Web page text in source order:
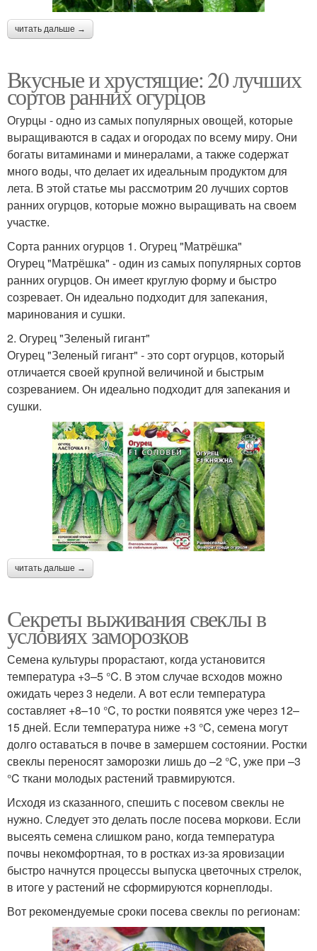
читать дальше →
Вкусные и хрустящие: 20 лучших
сортов ранних огурцов
Огурцы - одно из самых популярных овощей, которые
выращиваются в садах и огородах по всему миру. Они
богаты витаминами и минералами, а также содержат
много воды, что делает их идеальным продуктом для
лета. В этой статье мы рассмотрим 20 лучших сортов
ранних огурцов, которые можно выращивать на своем
участке.
Сорта ранних огурцов 1. Огурец "Матрёшка"
Огурец "Матрёшка" - один из самых популярных сортов
ранних огурцов. Он имеет круглую форму и быстро
созревает. Он идеально подходит для запекания,
маринования и сушки.
2. Огурец "Зеленый гигант"
Огурец "Зеленый гигант" - это сорт огурцов, который
отличается своей крупной величиной и быстрым
созреванием. Он идеально подходит для запекания и
сушки.
читать дальше →
Секреты выживания свеклы в
условиях заморозков
Семена культуры прорастают, когда установится
температура +3–5 °C. В этом случае всходов можно
ожидать через 3 недели. А вот если температура
составляет +8–10 °C, то ростки появятся уже через 12–
15 дней. Если температура ниже +3 °C, семена могут
долго оставаться в почве в замершем состоянии. Ростки
свеклы переносят заморозки лишь до –2 °C, уже при –3
°C ткани молодых растений травмируются.
Исходя из сказанного, спешить с посевом свеклы не
нужно. Следует это делать после посева моркови. Если
высеять семена слишком рано, когда температура
почвы некомфортная, то в ростках из-за яровизации
быстро начнутся процессы выпуска цветочных стрелок,
в итоге у растений не сформируются корнеплоды.
Вот рекомендуемые сроки посева свеклы по регионам: